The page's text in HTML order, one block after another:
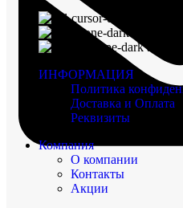
г.
ИНФОРМАЦИЯ
Политика
Доставка и Оплата
Реквизиты
Компания
О компании
Контакты
Акции